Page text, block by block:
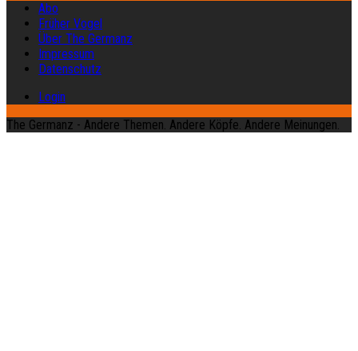
Abo
Früher Vogel
Über The Germanz
Impressum
Datenschutz
Login
The Germanz - Andere Themen. Andere Köpfe. Andere Meinungen.